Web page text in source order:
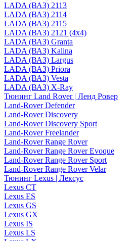
LADA (ВАЗ) 2113
LADA (ВАЗ) 2114
LADA (ВАЗ) 2115
LADA (ВАЗ) 2121 (4x4)
LADA (ВАЗ) Granta
LADA (ВАЗ) Kalina
LADA (ВАЗ) Largus
LADA (ВАЗ) Priora
LADA (ВАЗ) Vesta
LADA (ВАЗ) X-Ray
Тюнинг Land Rover | Ленд Ровер
Land-Rover Defender
Land-Rover Discovery
Land-Rover Discovery Sport
Land-Rover Freelander
Land-Rover Range Rover
Land-Rover Range Rover Evoque
Land-Rover Range Rover Sport
Land-Rover Range Rover Velar
Тюнинг Lexus | Лексус
Lexus CT
Lexus ES
Lexus GS
Lexus GX
Lexus IS
Lexus LS